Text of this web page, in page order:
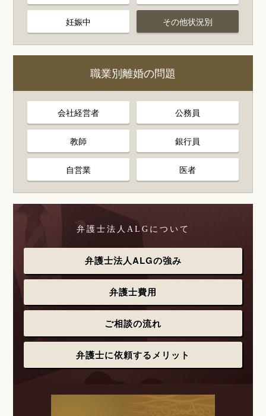
妊娠中 その他状況別
職業別離婚の問題
会社経営者 公務員
教師 銀行員
自営業 医者
弁護士法人ALGについて
弁護士法人ALGの強み
弁護士費用
ご相談の流れ
弁護士に依頼するメリット